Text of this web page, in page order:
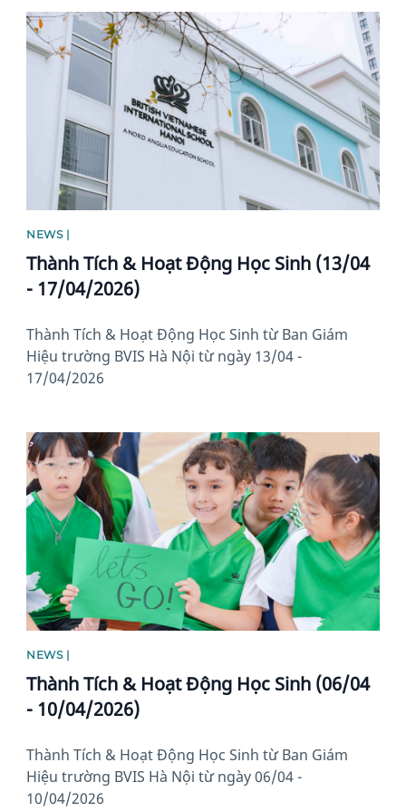
News image
NEWS |
Thành Tích & Hoạt Động Học Sinh (13/04
- 17/04/2026)
Thành Tích & Hoạt Động Học Sinh từ Ban Giám
Hiệu trường BVIS Hà Nội từ ngày 13/04 -
17/04/2026
News image
NEWS |
Thành Tích & Hoạt Động Học Sinh (06/04
- 10/04/2026)
Thành Tích & Hoạt Động Học Sinh từ Ban Giám
Hiệu trường BVIS Hà Nội từ ngày 06/04 -
10/04/2026